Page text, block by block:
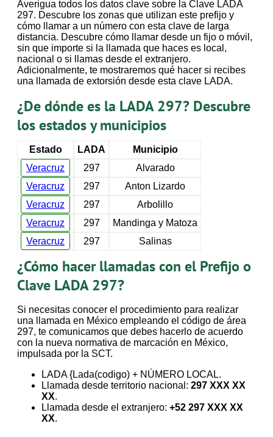
Averigua todos los datos clave sobre la Clave LADA
297. Descubre los zonas que utilizan este prefijo y
cómo llamar a un número con esta clave de larga
distancia. Descubre cómo llamar desde un fijo o móvil,
sin que importe si la llamada que haces es local,
nacional o si llamas desde el extranjero.
Adicionalmente, te mostraremos qué hacer si recibes
una llamada de extorsión desde esta clave LADA.
¿De dónde es la LADA 297? Descubre
los estados y municipios
Estado LADA
Municipio
Veracruz
297
Alvarado
Veracruz
297
Anton Lizardo
Veracruz
297
Arbolillo
Veracruz
297
Mandinga y Matoza
Veracruz
297 Salinas
¿Cómo hacer llamadas con el Prefijo o
Clave LADA 297?
Si necesitas conocer el procedimiento para realizar
una llamada en México empleando el código de área
297, te comunicamos que debes hacerlo de acuerdo
con la nueva normativa de marcación en México,
impulsada por la SCT.
LADA {Lada(codigo) + NÚMERO LOCAL.
Llamada desde territorio nacional: 297 XXX XX
XX.
Llamada desde el extranjero: +52 297 XXX XX
XX.